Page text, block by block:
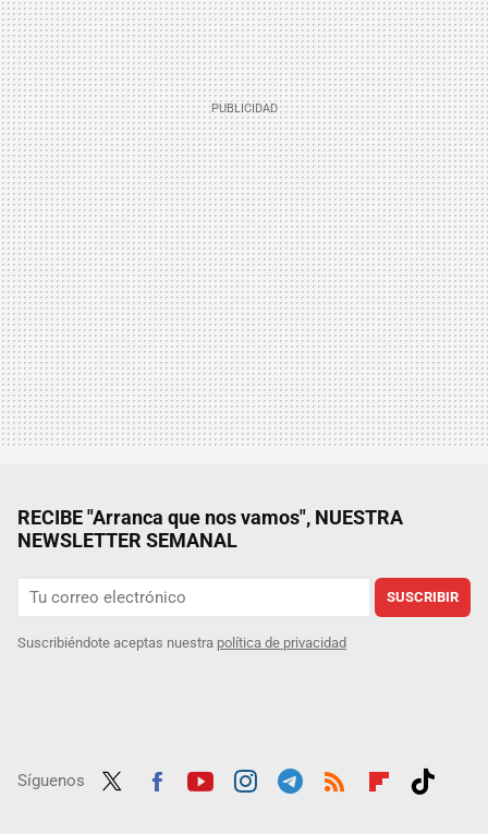
RECIBE "Arranca que nos vamos", NUESTRA
NEWSLETTER SEMANAL
SUSCRIBIR
Suscribiéndote aceptas nuestra política de privacidad
Síguenos